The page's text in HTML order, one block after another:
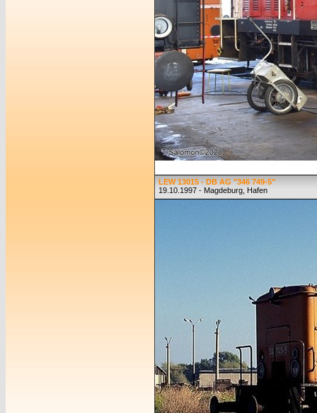
LEW 13015 - DB AG "346 749-5"
19.10.1997 - Magdeburg, Hafen